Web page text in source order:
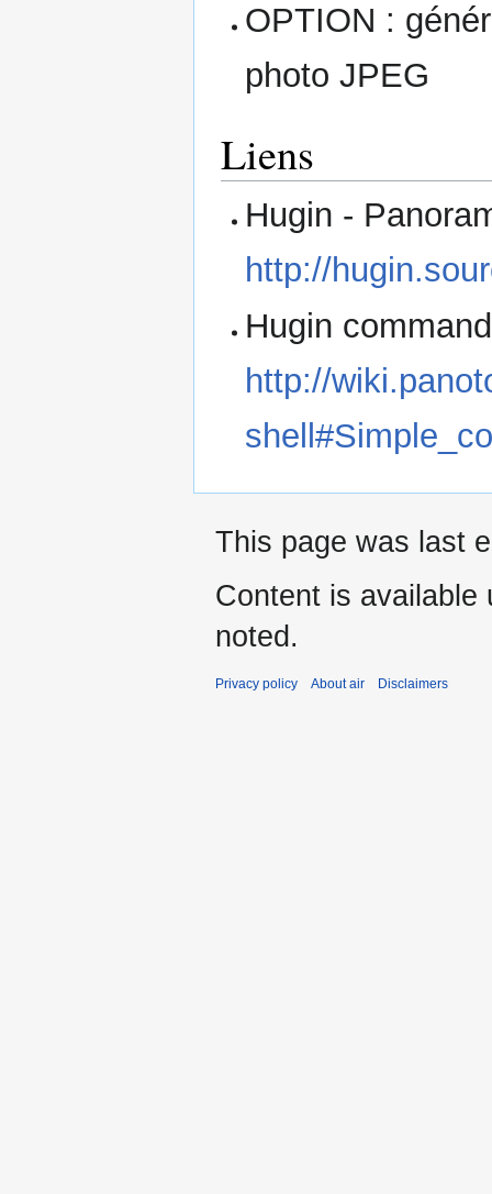
OPTION :
photo JPEG
Liens
Hugin -
http://
Hugin
http://
This page was last
Content is available
noted.
Privacy policy About air Disclaimers